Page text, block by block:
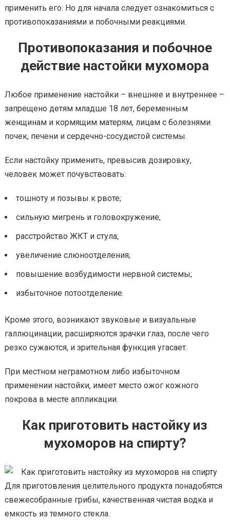
применить его. Но для начала следует ознакомиться с
противопоказаниями и побочными реакциями.
Противопоказания и побочное
действие настойки мухомора
Любое применение настойки – внешнее и внутреннее –
запрещено детям младше 18 лет, беременным
женщинам и кормящим матерям, лицам с болезнями
почек, печени и сердечно-сосудистой системы.
Если настойку применить, превысив дозировку,
человек может почувствовать:
тошноту и позывы к рвоте;
сильную мигрень и головокружение;
расстройство ЖКТ и стула;
увеличение слюноотделения;
повышение возбудимости нервной системы;
избыточное потоотделение.
Кроме этого, возникают звуковые и визуальные
галлюцинации, расширяются зрачки глаз, после чего
резко сужаются, и зрительная функция угасает.
При местном неграмотном либо избыточном
применении настойки, имеет место ожог кожного
покрова в месте аппликации.
Как приготовить настойку из
мухоморов на спирту?
Для приготовления целительного продукта понадобятся
свежесобранные грибы, качественная чистая водка и
емкость из темного стекла.